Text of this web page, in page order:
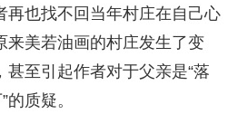
再也找不回当年村庄在自己心
来美若油画的村庄发生了变
至引起作者对于父亲是“落
的质疑。